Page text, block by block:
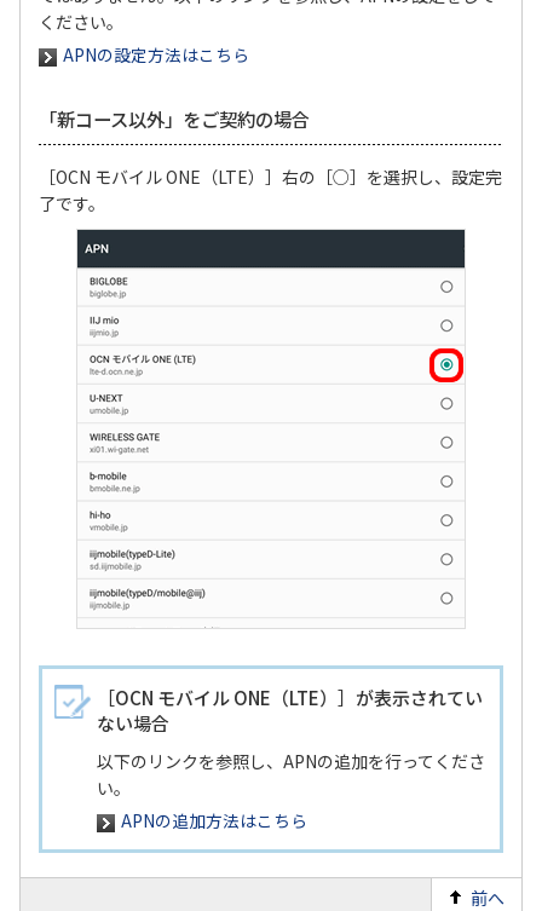
5/6
ください。
APNの設定方法はこちら
「新コース以外」をご契約の場合
［OCN モバイル ONE（LTE）］右の［○］を選択し、設定完
了です。
［OCN モバイル ONE（LTE）］が表示されてい
ない場合
以下のリンクを参照し、APNの追加を行ってくださ
い。
APNの追加方法はこちら
前へ